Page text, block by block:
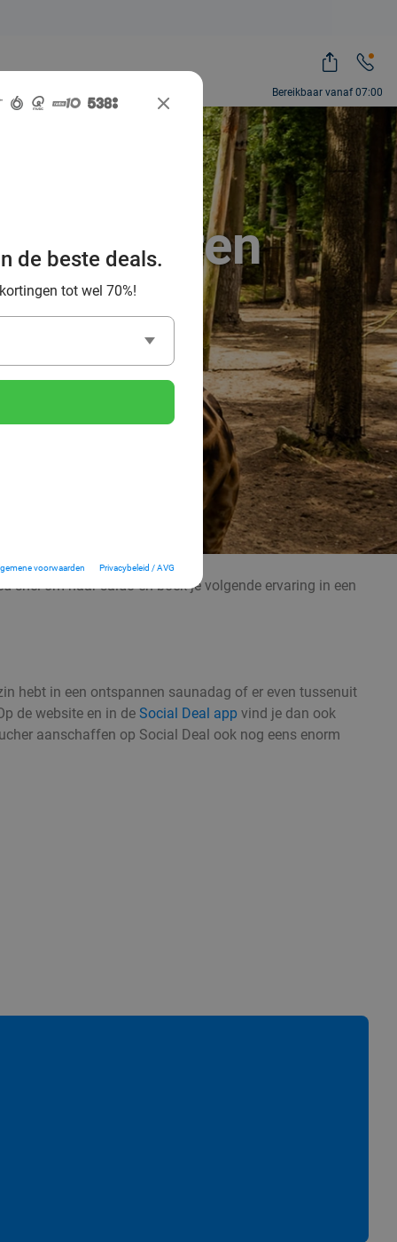
Bereikbaar vanaf 07:00
de beste deals.
tot wel 70%!
voorwaarden Privacybeleid / AVG
snel om naar saldo en boek je volgende ervaring in een
hebt in een ontspannen saunadag of er even tussenuit
de website en in de Social Deal app vind je dan ook
aanschaffen op Social Deal ook nog eens enorm